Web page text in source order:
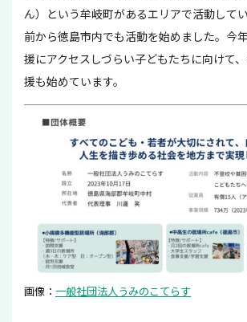
ん）という牟岐町があるエリアで活動して
前から徳島市内でも活動を始めました。今
援にアクセスしづらい子どもたちに向けて
援も始めています。
画像： 一般社団法人うみのこてらす